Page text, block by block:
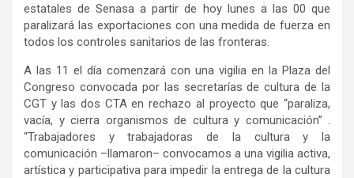
estatales de Senasa a partir de hoy lunes a las 00 que
paralizará las exportaciones con una medida de fuerza en
todos los controles sanitarios de las fronteras.
A las 11 el día comenzará con una vigilia en la Plaza del
Congreso convocada por las secretarías de cultura de la
CGT y las dos CTA en rechazo al proyecto que “paraliza,
vacía, y cierra organismos de cultura y comunicación” .
“Trabajadores y trabajadoras de la cultura y la
comunicación –llamaron– convocamos a una vigilia activa,
artística y participativa para impedir la entrega de la cultura